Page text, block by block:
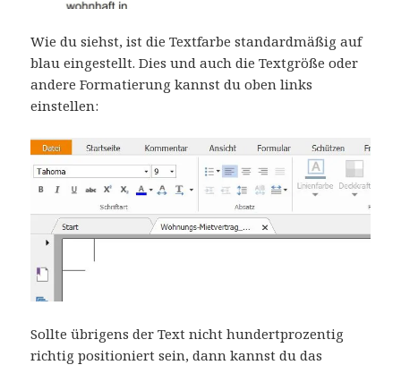
Wie du siehst, ist die Textfarbe standardmäßig auf
blau eingestellt. Dies und auch die Textgröße oder
andere Formatierung kannst du oben links
einstellen:
Sollte übrigens der Text nicht hundertprozentig
richtig positioniert sein, dann kannst du das